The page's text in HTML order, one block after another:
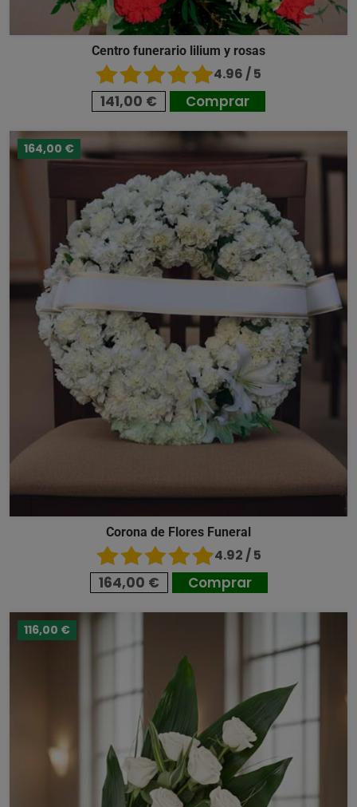
Centro funerario lilium y rosas
4.96 / 5
141,00 € Comprar
164,00 €
Corona de Flores Funeral
4.92 / 5
164,00 € Comprar
116,00 €